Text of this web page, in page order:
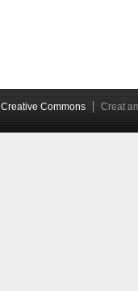
Creative Commons Creat